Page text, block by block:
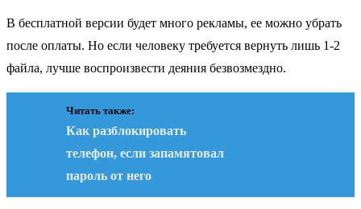
В бесплатной версии будет много рекламы, ее можно убрать
после оплаты. Но если человеку требуется вернуть лишь 1-2
файла, лучше воспроизвести деяния безвозмездно.
Читать также:
Как разблокировать
телефон, если запамятовал
пароль от него